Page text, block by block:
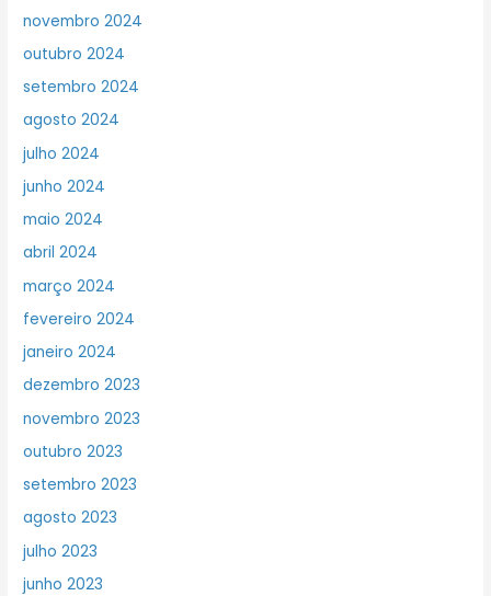
novembro 2024
outubro 2024
setembro 2024
agosto 2024
julho 2024
junho 2024
maio 2024
abril 2024
março 2024
fevereiro 2024
janeiro 2024
dezembro 2023
novembro 2023
outubro 2023
setembro 2023
agosto 2023
julho 2023
junho 2023